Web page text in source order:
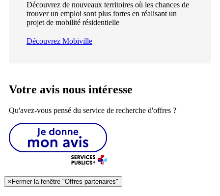
Découvrez de nouveaux territoires où les chances de
trouver un emploi sont plus fortes en réalisant un
projet de mobilité résidentielle
Découvrez Mobiville
Votre avis nous intéresse
Qu'avez-vous pensé du service de recherche d'offres ?
× Fermer la fenêtre "Offres partenaires"